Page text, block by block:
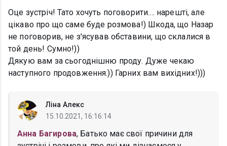
Оце зустріч! Тато хочуть поговорити.... нарешті, але
цікаво про що саме буде розмова!) Шкода, що Назар
не поговорив, не з'ясував обставини, що склалися в
той день! Сумно!))
Дякую вам за сьогоднішню проду. Дуже чекаю
наступного продовження.)) Гарних вам вихідних!)))
Ліна Алекс
15.10.2021, 16:16:14
Анна Багирова, Батько має свої причини для